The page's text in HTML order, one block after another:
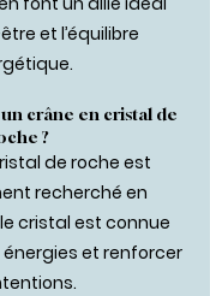
et l’équilibre
crâne en cristal de
?
de roche est
recherché en
cristal est connue
et renforcer